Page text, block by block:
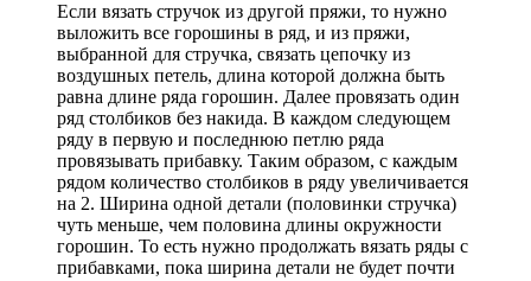
Если вязать стручок из другой пряжи, то нужно
выложить все горошины в ряд, и из пряжи,
выбранной для стручка, связать цепочку из
воздушных петель, длина которой должна быть
равна длине ряда горошин. Далее провязать один
ряд столбиков без накида. В каждом следующем
ряду в первую и последнюю петлю ряда
провязывать прибавку. Таким образом, с каждым
рядом количество столбиков в ряду увеличивается
на 2. Ширина одной детали (половинки стручка)
чуть меньше, чем половина длины окружности
горошин. То есть нужно продолжать вязать ряды с
прибавками, пока ширина детали не будет почти